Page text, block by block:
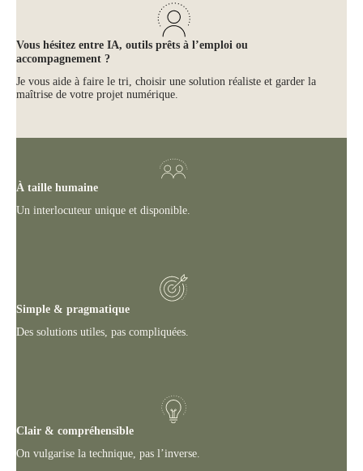
Vous hésitez entre IA, outils prêts à l’emploi ou
accompagnement ?
Je vous aide à faire le tri, choisir une solution réaliste et garder la
maîtrise de votre projet numérique.
À taille humaine
Un interlocuteur unique et disponible.
Simple & pragmatique
Des solutions utiles, pas compliquées.
Clair & compréhensible
On vulgarise la technique, pas l’inverse.